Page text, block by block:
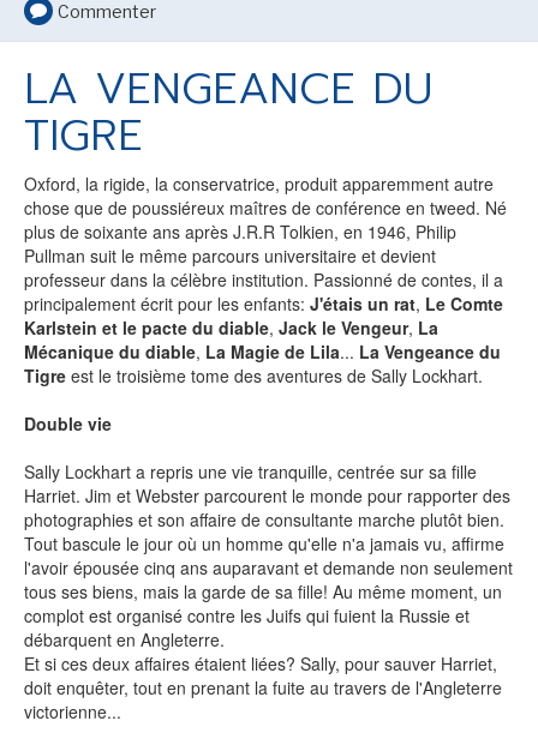
VOIR TOUTES LES RUBRIQUES
BD JEUNESSE
LIVRE FILM
SÉRIE TV
ÉVÉNEMENTS
CONVENTION
SPECTACLE
DÉBAT
Commenter
LA VENGEANCE DU
TIGRE
Oxford, la rigide, la conservatrice, produit apparemment autre
chose que de poussiéreux maîtres de conférence en tweed. Né
plus de soixante ans après J.R.R Tolkien, en 1946, Philip
Pullman suit le même parcours universitaire et devient
professeur dans la célèbre institution. Passionné de contes, il a
principalement écrit pour les enfants: J'étais un rat, Le Comte
Karlstein et le pacte du diable, Jack le Vengeur, La
Mécanique du diable, La Magie de Lila... La Vengeance du
Tigre est le troisième tome des aventures de Sally Lockhart.
Double vie
Sally Lockhart a repris une vie tranquille, centrée sur sa fille
Harriet. Jim et Webster parcourent le monde pour rapporter des
photographies et son affaire de consultante marche plutôt bien.
Tout bascule le jour où un homme qu'elle n'a jamais vu, affirme
l'avoir épousée cinq ans auparavant et demande non seulement
tous ses biens, mais la garde de sa fille! Au même moment, un
complot est organisé contre les Juifs qui fuient la Russie et
débarquent en Angleterre.
Et si ces deux affaires étaient liées? Sally, pour sauver Harriet,
doit enquêter, tout en prenant la fuite au travers de l'Angleterre
victorienne...